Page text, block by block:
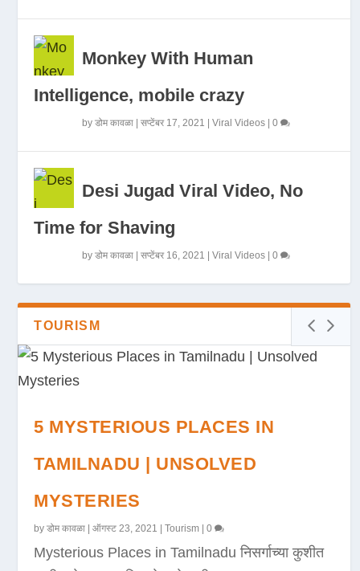
Monkey With Human
Intelligence, mobile crazy
byडोम कावळा |सप्टेंबर 17, 2021 |Viral Videos |0
Desi Jugad Viral Video, No
Time for Shaving
byडोम कावळा |सप्टेंबर 16, 2021 |Viral Videos |0
TOURISM
5 MYSTERIOUS PLACES IN
TAMILNADU | UNSOLVED
MYSTERIES
byडोम कावळा |ऑगस्ट 23, 2021 |Tourism |0
Mysterious Places in Tamilnadu निसर्गाच्या कुशीत